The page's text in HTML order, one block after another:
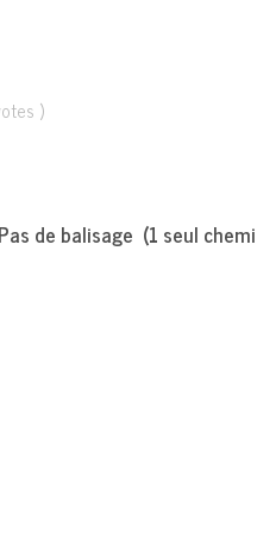
)
balisage (1 seul